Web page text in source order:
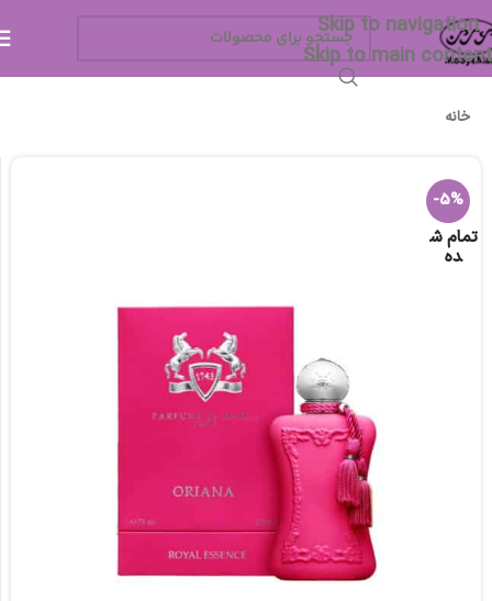
Skip to navigation
Skip to main content
خانه
-5%
تمام ش
ده